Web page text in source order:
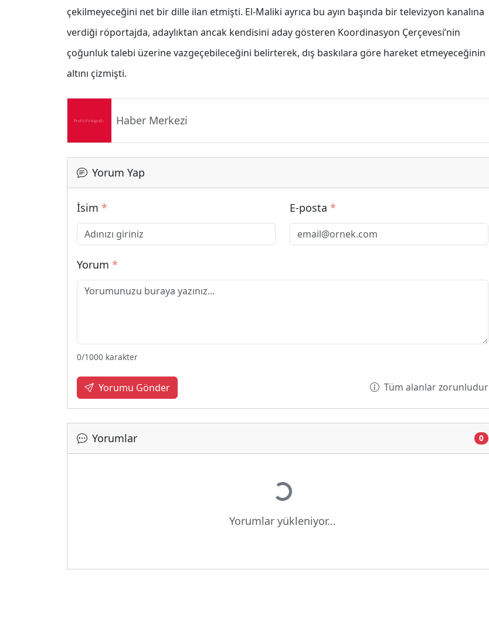
çekilmeyeceğini net bir dille ilan etmişti. El-Maliki ayrıca bu ayın başında bir televizyon kanalına
verdiği röportajda, adaylıktan ancak kendisini aday gösteren Koordinasyon Çerçevesi’nin
çoğunluk talebi üzerine vazgeçebileceğini belirterek, dış baskılara göre hareket etmeyeceğinin
altını çizmişti.
Haber Merkezi
Yorum Yap
İsim * E-posta *
Yorum *
0/1000 karakter
Yorumu Gönder Tüm alanlar zorunludur
Yorumlar 0
Yükleniyor...
Yorumlar yükleniyor...